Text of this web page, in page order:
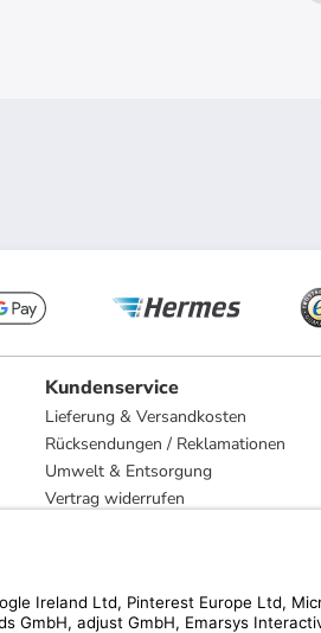
Kundenservice
Lieferung & Versandkosten
Rücksendungen / Reklamationen
Umwelt & Entsorgung
Vertrag widerrufen